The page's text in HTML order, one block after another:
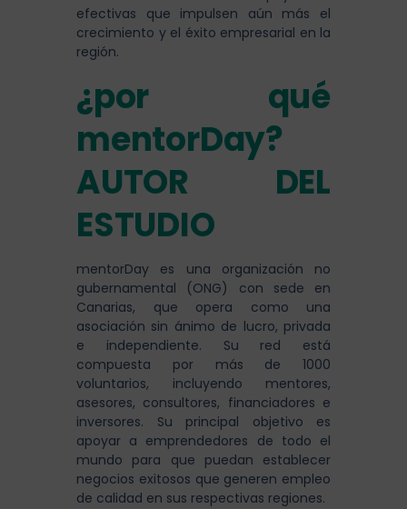
efectivas que impulsen aún más el
crecimiento y el éxito empresarial en la
región.
¿por qué
mentorDay?
AUTOR DEL
ESTUDIO
mentorDay es una organización no
gubernamental (ONG) con sede en
Canarias, que opera como una
asociación sin ánimo de lucro, privada
e independiente. Su red está
compuesta por más de 1000
voluntarios, incluyendo mentores,
asesores, consultores, financiadores e
inversores. Su principal objetivo es
apoyar a emprendedores de todo el
mundo para que puedan establecer
negocios exitosos que generen empleo
de calidad en sus respectivas regiones.